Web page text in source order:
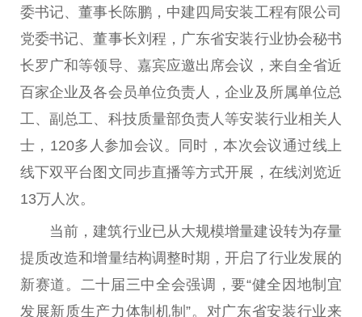
委书记、董事长陈鹏，中建四局安装工程有限公司
党委书记、董事长刘程，广东省安装行业协会秘书
长罗广和等领导、嘉宾应邀出席会议，来自全省近
百家企业及各会员单位负责人，企业及所属单位总
工、副总工、科技质量部负责人等安装行业相关人
士，120多人参加会议。同时，本次会议通过线上
线下双平台图文同步直播等方式开展，在线浏览近
13万人次。
当前，建筑行业已从大规模增量建设转为存量
提质改造和增量结构调整时期，开启了行业发展的
新赛道。二十届三中全会强调，要“健全因地制宜
发展新质生产力体制机制”。对广东省安装行业来